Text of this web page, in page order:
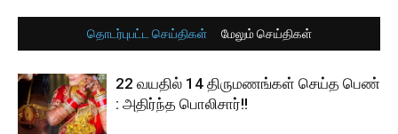
தொடர்புபட்ட செய்திகள் மேலும் செய்திகள்
22 வயதில் 14 திருமணங்கள் செய்த பெண்
: அதிர்ந்த பொலிசார்!!